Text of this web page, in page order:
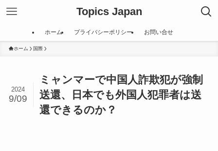
Topics Japan
ホーム プライバシーポリシー お問い合せ
ホーム 国際
ミャンマーで中国人詐欺犯が強制
送還、日本でも外国人犯罪者は送
還できるのか？
2024
9/09